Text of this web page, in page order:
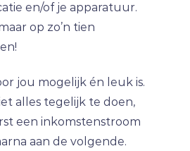
en/of je apparatuur.
op zo’n tien
jou mogelijk én leuk is.
alles tegelijk te doen,
een inkomstenstroom
aan de volgende.